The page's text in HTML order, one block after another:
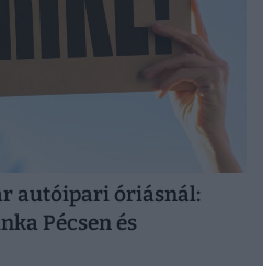
autóipari óriásnál:
Pécsen és